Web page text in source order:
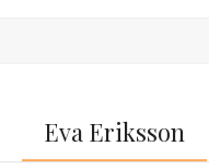
Eva Eriksson